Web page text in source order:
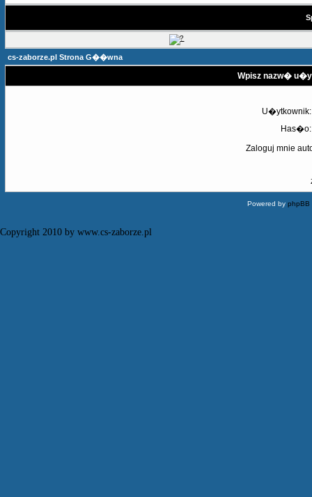
cs-zaborze.pl Strona G��wna
Wpisz nazw�
U�ytkownik:
Has�o:
Zaloguj mnie
Powered byphpBB
Copyright 2010 by www.cs-zaborze.pl